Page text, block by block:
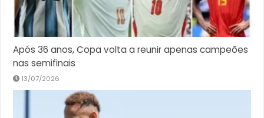
Após 36 anos, Copa volta a reunir apenas campeões
nas semifinais
13/07/2026